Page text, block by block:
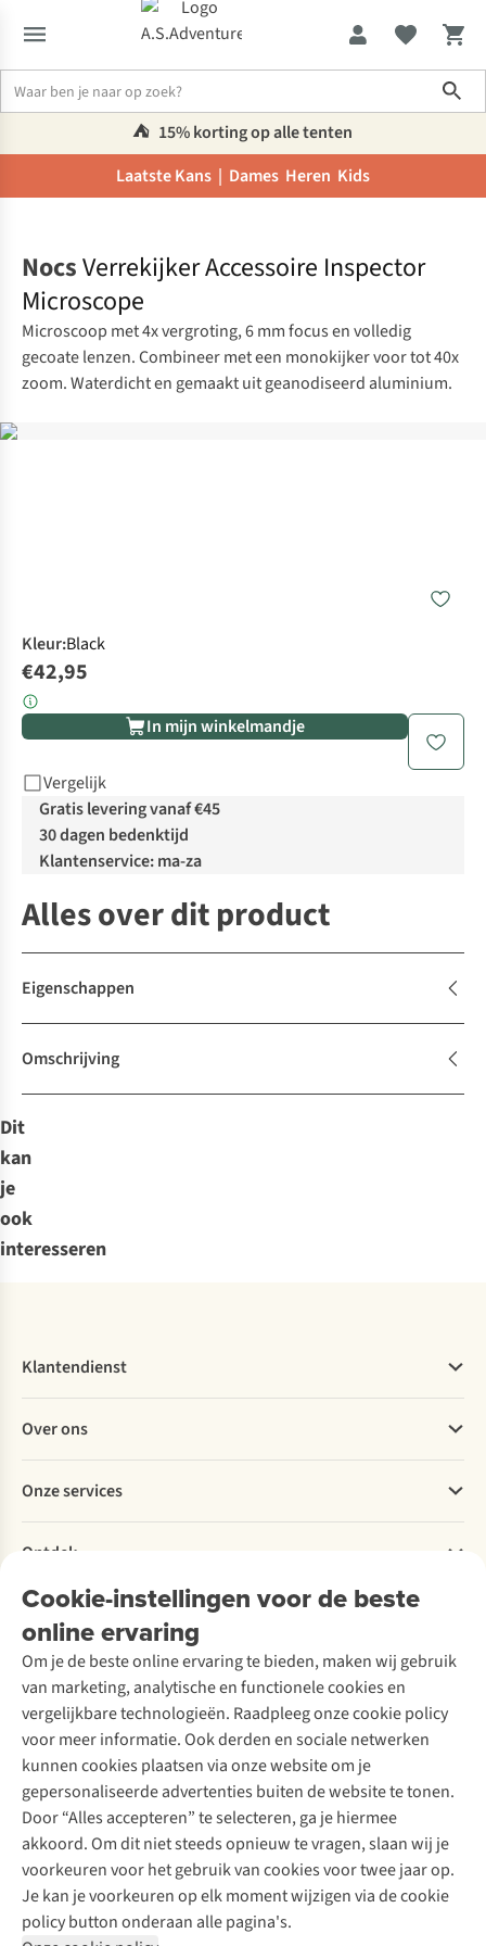
⛺️ 15% korting op alle tenten
Laatste Kans | Dames Heren Kids
NocsVerrekijker Accessoire Inspector
Microscope
Microscoop met 4x vergroting, 6 mm focus en volledig
gecoate lenzen. Combineer met een monokijker voor tot 40x
zoom. Waterdicht en gemaakt uit geanodiseerd aluminium.
Kleur:Black
€42,95
In mijn winkelmandje
Vergelijk
Gratis levering vanaf €45
30 dagen bedenktijd
Klantenservice: ma-za
Alles over dit product
Eigenschappen
Omschrijving
Dit
kan
je
ook
interesseren
Cookie-instellingen voor de beste
online ervaring
Om je de beste online ervaring te bieden, maken wij gebruik
van marketing, analytische en functionele cookies en
vergelijkbare technologieën. Raadpleeg onze cookie policy
voor meer informatie. Ook derden en sociale netwerken
kunnen cookies plaatsen via onze website om je
gepersonaliseerde advertenties buiten de website te tonen.
Door “Alles accepteren” te selecteren, ga je hiermee
akkoord. Om dit niet steeds opnieuw te vragen, slaan wij je
voorkeuren voor het gebruik van cookies voor twee jaar op.
Je kan je voorkeuren op elk moment wijzigen via de cookie
policy button onderaan alle pagina's.
Klantendienst
Bestellen
Betalen
Levering
Retourneren
Bestelling herroepen
Garantie
Contact
Over ons
Explore More
Verantwoord ondernemen
Over Ayacucho
Onze winkels
Over A.S.Adventure
Toegankelijkheidsverklaring
Onze services
Ski-onderhoud
Wasservice
Schoenonderhoud
Schoenherstelling
Kledingherstelling
Retouches
Voor bedrijven
Ontdek
A.S.Magazine
Podcast
Explore Academy
Explore Camp
Gear Check
Inspiratie & advies
Meld je aan voor de nieuwsbrief
Follow us
Disclaimer Privacy Policy
Algemene voorwaarden
Cookie Policy